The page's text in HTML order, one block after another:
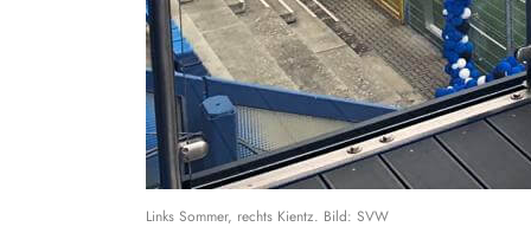
Links Sommer, rechts Kientz. Bild: SVW